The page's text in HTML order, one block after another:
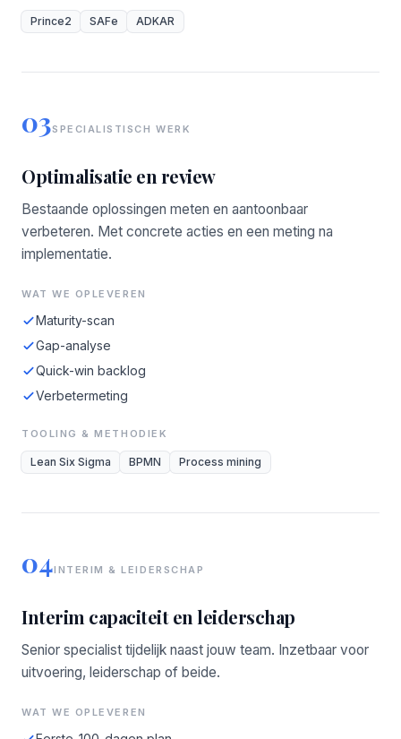
Prince2 SAFe ADKAR
03SPECIALISTISCH WERK
Optimalisatie en review
Bestaande oplossingen meten en aantoonbaar
verbeteren. Met concrete acties en een meting na
implementatie.
WAT WE OPLEVEREN
Maturity-scan
Gap-analyse
Quick-win backlog
Verbetermeting
TOOLING & METHODIEK
Lean Six Sigma BPMN Process mining
04INTERIM & LEIDERSCHAP
Interim capaciteit en leiderschap
Senior specialist tijdelijk naast jouw team. Inzetbaar voor
uitvoering, leiderschap of beide.
WAT WE OPLEVEREN